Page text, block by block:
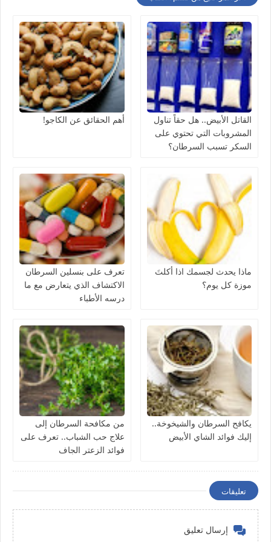
القاتل الأبيض.. هل حقاً تناول
المشروبات التي تحتوي على
السكر تسبب السرطان؟
أهم الحقائق عن الكاجو!
ماذا يحدث لجسمك اذا أكلتَ
موزة كل يوم؟
تعرف على بنسلين السرطان
الاكتشاف الذي يتعارض مع ما
درسه الأطباء
يكافح السرطان والشيخوخة..
إليك فوائد الشاي الأبيض
من مكافحة السرطان إلى
علاج حب الشباب.. تعرف على
فوائد الزعتر الجاف
تعليقات
إرسال تعليق